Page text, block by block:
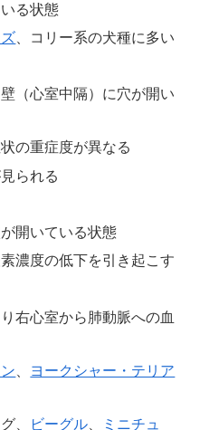
る状態
、コリー系の犬種に多い
（心室中隔）に穴が開い
の重症度が異なる
られる
開いている状態
濃度の低下を引き起こす
右心室から肺動脈への血
ヨークシャー・テリア
、
ビーグル ミニチュ